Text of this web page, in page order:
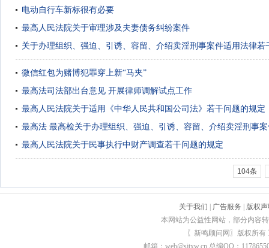
电动自行车新标很有必要
最高人民法院关于审理涉及夫妻债务纠纷案件
关于办理组织、强迫、引诱、容留、介绍卖淫刑事案件适用法律若
微信红包为赌博犯罪穿上新“马夹”
最高法司法部出台意见 开展律师调解试点工作
最高人民法院关于适用《中华人民共和国公司法》若干问题的规定
最高法 最高检关于办理组织、强迫、引诱、容留、介绍卖淫刑事
最高人民法院关于民事执行中财产调查若干问题的规定
104条
关于我们 广告服务
版权
本网站为公益性网站，部分内容
〖新鸣顾问网〗版权所
邮箱：web@sjtxw.cn 总编QQ：